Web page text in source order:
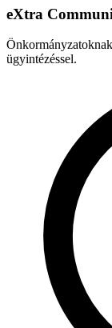
eXtra
ügyintézéssel.